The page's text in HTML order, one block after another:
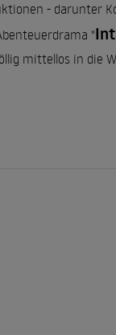
- darunter
"
mittellos in die
für den
beruht. Darüber